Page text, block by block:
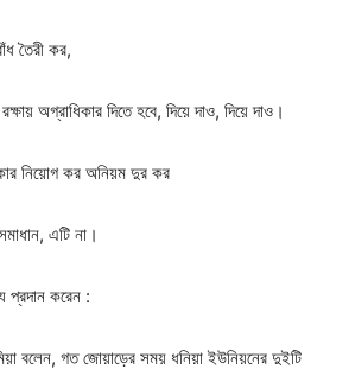
তৈরী কর,
অগ্রাধিকার দিতে হবে, দিয়ে দাও, দিয়ে দাও।
নিয়োগ কর অনিয়ম দুর কর
এটি না।
প্রদান করেন :
বলেন, গত জোয়াড়ের সময় ধনিয়া ইউনিয়নের দুইটি